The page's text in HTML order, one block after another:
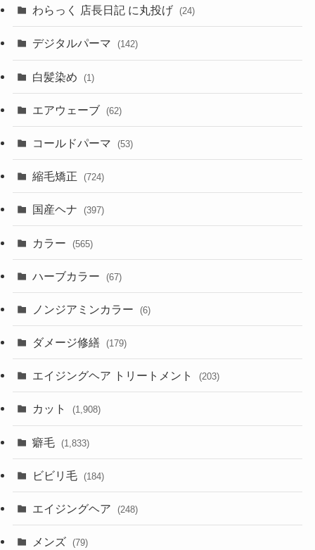
わらっく 店長日記 に丸投げ (24)
デジタルパーマ (142)
白髪染め (1)
エアウェーブ (62)
コールドパーマ (53)
縮毛矯正 (724)
国産ヘナ (397)
カラー (565)
ハーブカラー (67)
ノンジアミンカラー (6)
ダメージ修繕 (179)
エイジングヘア トリートメント (203)
カット (1,908)
癖毛 (1,833)
ビビリ毛 (184)
エイジングヘア (248)
メンズ (79)